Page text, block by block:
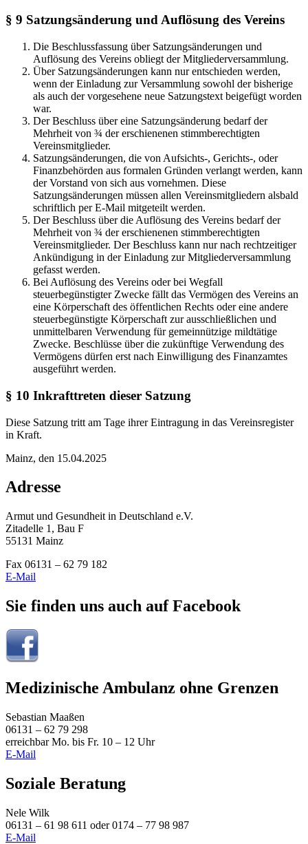
§ 9 Satzungsänderung und Auflösung des Vereins
Die Beschlussfassung über Satzungsänderungen und
Auflösung des Vereins obliegt der Mitgliederversammlung.
Über Satzungsänderungen kann nur entschieden werden,
wenn der Einladung zur Versammlung sowohl der bisherige
als auch der vorgesehene neue Satzungstext beigefügt worden
war.
Der Beschluss über eine Satzungsänderung bedarf der
Mehrheit von ¾ der erschienenen stimmberechtigten
Vereinsmitglieder.
Satzungsänderungen, die von Aufsichts-, Gerichts-, oder
Finanzbehörden aus formalen Gründen verlangt werden, kann
der Vorstand von sich aus vornehmen. Diese
Satzungsänderungen müssen allen Vereinsmitgliedern alsbald
schriftlich per E-Mail mitgeteilt werden.
Der Beschluss über die Auflösung des Vereins bedarf der
Mehrheit von ¾ der erschienenen stimmberechtigten
Vereinsmitglieder. Der Beschluss kann nur nach rechtzeitiger
Ankündigung in der Einladung zur Mitgliederversammlung
gefasst werden.
Bei Auflösung des Vereins oder bei Wegfall
steuerbegünstigter Zwecke fällt das Vermögen des Vereins an
eine Körperschaft des öffentlichen Rechts oder eine andere
steuerbegünstigte Körperschaft zur ausschließlichen und
unmittelbaren Verwendung für gemeinnützige mildtätige
Zwecke. Beschlüsse über die zukünftige Verwendung des
Vermögens dürfen erst nach Einwilligung des Finanzamtes
ausgeführt werden.
§ 10 Inkrafttreten dieser Satzung
Diese Satzung tritt am Tage ihrer Eintragung in das Vereinsregister
in Kraft.
Mainz, den 15.04.2025
Adresse
Armut und Gesundheit in Deutschland e.V.
Zitadelle 1, Bau F
55131 Mainz
Fax 06131 – 62 79 182
E-Mail
Sie finden uns auch auf Facebook
Medizinische Ambulanz ohne Grenzen
Sebastian Maaßen
06131 – 62 79 298
erreichbar Mo. bis Fr. 10 – 12 Uhr
E-Mail
Soziale Beratung
Nele Wilk
06131 – 61 98 611 oder 0174 – 77 98 987
E-Mail